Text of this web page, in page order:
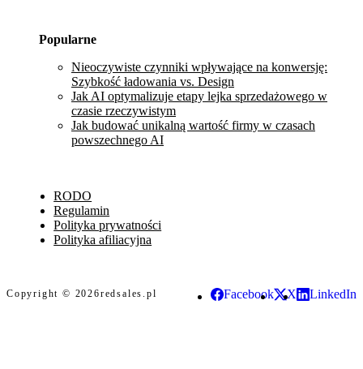
Popularne
Nieoczywiste czynniki wpływające na konwersję:
Szybkość ładowania vs. Design
Jak AI optymalizuje etapy lejka sprzedażowego w
czasie rzeczywistym
Jak budować unikalną wartość firmy w czasach
powszechnego AI
RODO
Regulamin
Polityka prywatności
Polityka afiliacyjna
Copyright © 2026redsales.pl Facebook X LinkedIn